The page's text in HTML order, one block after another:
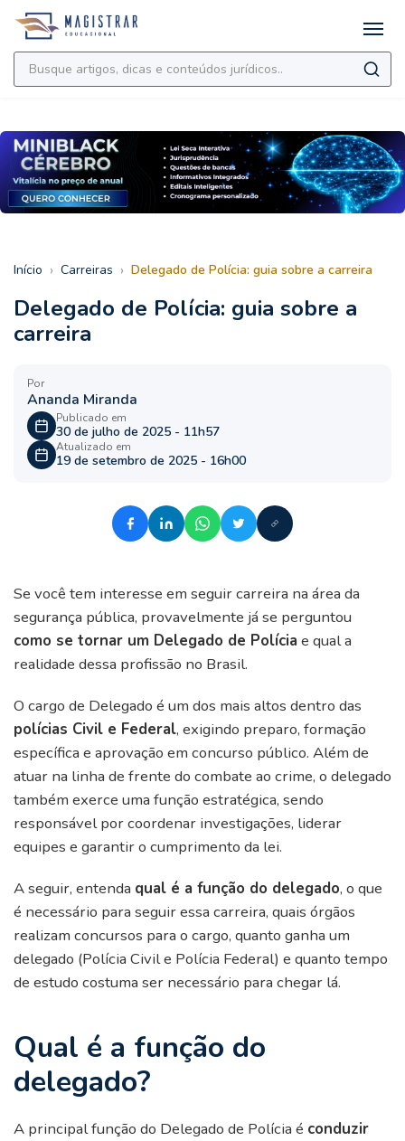
Início › Carreiras › Delegado de Polícia: guia sobre a carreira
Delegado de Polícia: guia sobre a
carreira
Por
Ananda Miranda
Publicado em
30 de julho de 2025 - 11h57
Atualizado em
19 de setembro de 2025 - 16h00
Se você tem interesse em seguir carreira na área da
segurança pública, provavelmente já se perguntou
como se tornar um Delegado de Polícia e qual a
realidade dessa profissão no Brasil.
O cargo de Delegado é um dos mais altos dentro das
polícias Civil e Federal, exigindo preparo, formação
específica e aprovação em concurso público. Além de
atuar na linha de frente do combate ao crime, o delegado
também exerce uma função estratégica, sendo
responsável por coordenar investigações, liderar
equipes e garantir o cumprimento da lei.
A seguir, entenda qual é a função do delegado, o que
é necessário para seguir essa carreira, quais órgãos
realizam concursos para o cargo, quanto ganha um
delegado (Polícia Civil e Polícia Federal) e quanto tempo
de estudo costuma ser necessário para chegar lá.
Qual é a função do
delegado?
A principal função do Delegado de Polícia é conduzir